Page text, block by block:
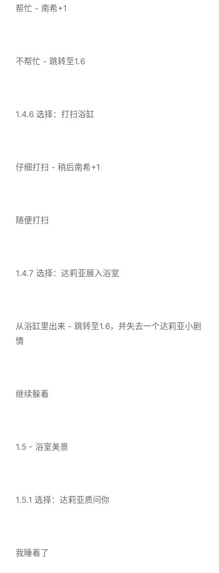
帮忙 - 南希+1
不帮忙 - 跳转至1.6
1.4.6 选择：打扫浴缸
仔细打扫 - 稍后南希+1
随便打扫
1.4.7 选择：达莉亚展入浴室
从浴缸里出来 - 跳转至1.6，并失去一个达莉亚小剧
情
继续躲着
1.5 - 浴室美景
1.5.1 选择：达莉亚质问你
我睡着了